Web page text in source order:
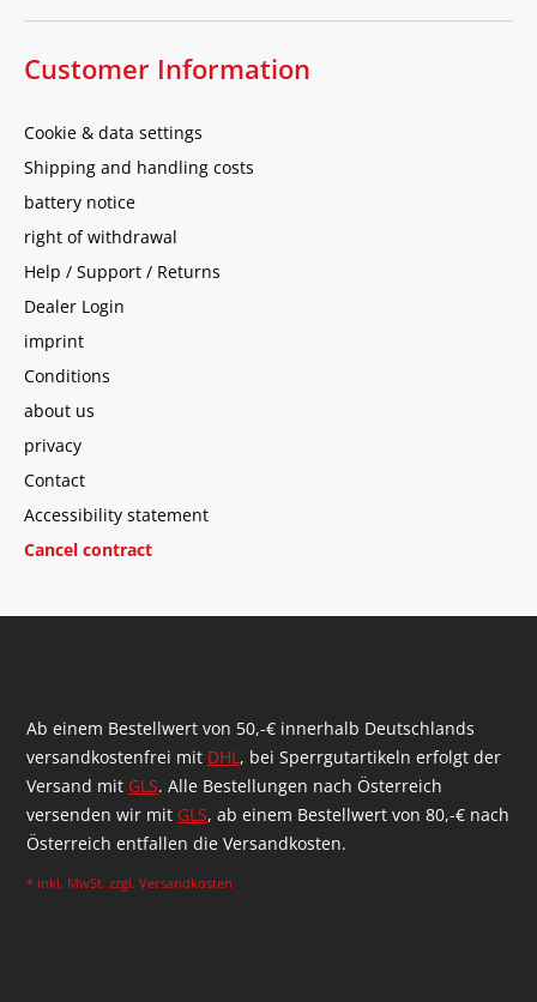
Customer Information
Cookie & data settings
Shipping and handling costs
battery notice
right of withdrawal
Help / Support / Returns
Dealer Login
imprint
Conditions
about us
privacy
Contact
Accessibility statement
Cancel contract
Ab einem Bestellwert von 50,-€ innerhalb Deutschlands
versandkostenfrei mit DHL, bei Sperrgutartikeln erfolgt der
Versand mit GLS. Alle Bestellungen nach Österreich
versenden wir mit GLS, ab einem Bestellwert von 80,-€ nach
Österreich entfallen die Versandkosten.
* inkl. MwSt. zzgl. Versandkosten